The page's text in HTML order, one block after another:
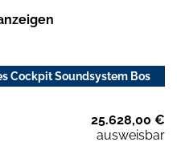
Cockpit Soundsystem Bos
25.628,00 €
ausweisbar